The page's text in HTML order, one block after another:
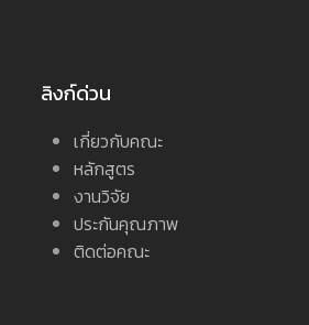
ลิงก์ด่วน
เกี่ยวกับคณะ
หลักสูตร
งานวิจัย
ประกันคุณภาพ
ติดต่อคณะ